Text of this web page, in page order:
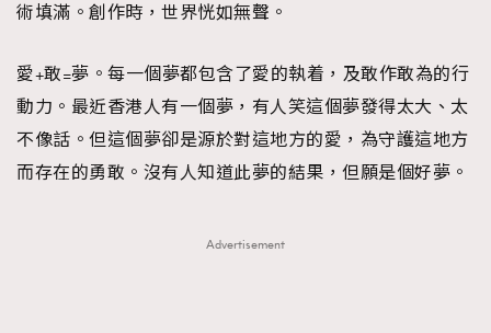
術填滿。創作時，世界恍如無聲。
愛+敢=夢。每一個夢都包含了愛的執着，及敢作敢為的行
動力。最近香港人有一個夢，有人笑這個夢發得太大、太
不像話。但這個夢卻是源於對這地方的愛，為守護這地方
而存在的勇敢。沒有人知道此夢的結果，但願是個好夢。
Advertisement